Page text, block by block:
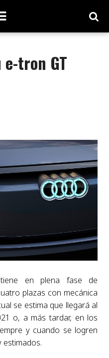
tron GT
en plena fase de
plazas con mecánica
se estima que llegará al
o, a más tardar, en los
y cuando se logren
estimados.